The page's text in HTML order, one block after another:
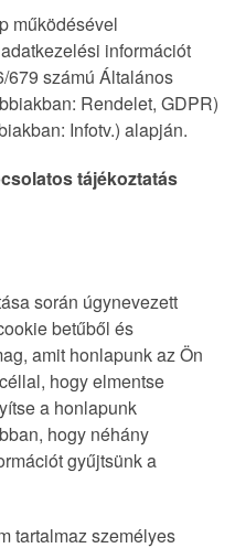
működésével
információt
679 számú Általános
Rendelet, GDPR)
Infotv.) alapján.
tájékoztatás
során úgynevezett
betűből és
amit honlapunk az Ön
hogy elmentse
a honlapunk
hogy néhány
gyűjtsünk a
tartalmaz személyes